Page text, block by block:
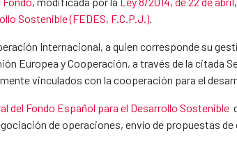
Sostenible (FEDES, F.C.P.J.)
Internacional, a quien corresponde su
Europea y Cooperación, a través de la citada
vinculados con la cooperación para el
del Fondo Español para el Desarrollo Sostenible
de operaciones, envío de propuestas